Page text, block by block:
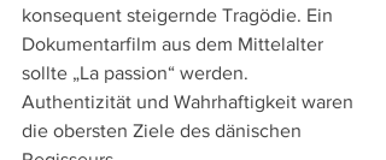
konsequent steigernde Tragödie. Ein
Dokumentarfilm aus dem Mittelalter
sollte „La passion“ werden.
Authentizität und Wahrhaftigkeit waren
die obersten Ziele des dänischen